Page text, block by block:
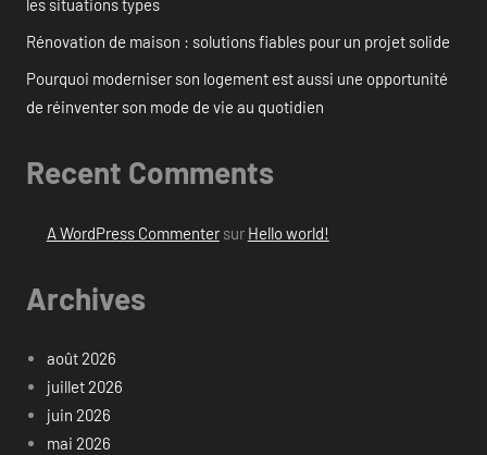
les situations types
Rénovation de maison : solutions fiables pour un projet solide
Pourquoi moderniser son logement est aussi une opportunité
de réinventer son mode de vie au quotidien
Recent Comments
A WordPress Commentersur Hello world!
Archives
août 2026
juillet 2026
juin 2026
mai 2026